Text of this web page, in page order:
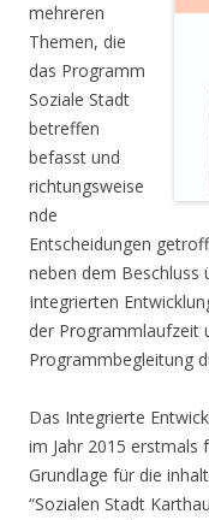
mehreren
Themen, die
das Programm
Soziale Stadt
betreffen
befasst und
richtungsweise
nde
Entscheidungen
neben dem Beschluss
Integrierten
der Programmlaufzeit
Programmbegleitung
Das Integrierte
im Jahr 2015 erstmals
Grundlage für die
“Sozialen Stadt